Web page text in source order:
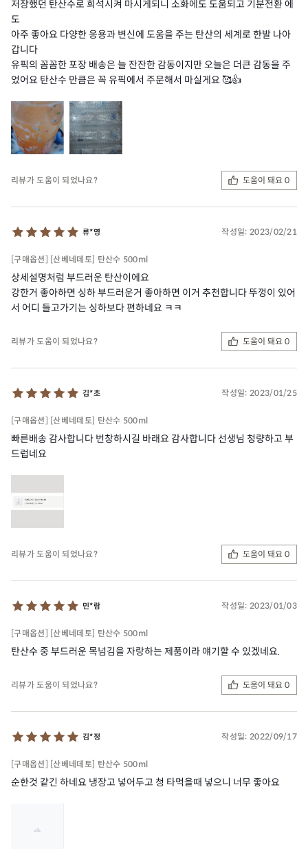
저장했던 탄산수로 희석시켜 마시게되니 소화에도 도움되고 기분전환 에
도
아주 좋아요 다양한 응용과 변신에 도움을 주는 탄산의 세계로 한발 나아
갑니다
유픽의 꼼꼼한 포장 배송은 늘 잔잔한 감동이지만 오늘은 더큰 감동을 주
었어요 탄산수 만큼은 꼭 유픽에서 주문해서 마실게요 🥰👍
리뷰가 도움이 되었나요? 도움이 돼요 0
류*영 작성일: 2023/02/21
[구매옵션] [산베네데토] 탄산수 500ml
상세설명처럼 부드러운 탄산이에요
강한거 좋아하면 싱하 부드러운거 좋아하면 이거 추천합니다 뚜껑이 있어
서 어디 들고가기는 싱하보다 편하네요 ㅋㅋ
리뷰가 도움이 되었나요? 도움이 돼요 0
김*초 작성일: 2023/01/25
[구매옵션] [산베네데토] 탄산수 500ml
빠른배송 감사합니다 번창하시길 바래요 감사합니다 선생님 청량하고 부
드럽네요
리뷰가 도움이 되었나요? 도움이 돼요 0
민*람 작성일: 2023/01/03
[구매옵션] [산베네데토] 탄산수 500ml
탄산수 중 부드러운 목넘김을 자랑하는 제품이라 얘기할 수 있겠네요.
리뷰가 도움이 되었나요? 도움이 돼요 0
김*정 작성일: 2022/09/17
[구매옵션] [산베네데토] 탄산수 500ml
순한것 같긴 하네요 냉장고 넣어두고 청 타먹을때 넣으니 너무 좋아요